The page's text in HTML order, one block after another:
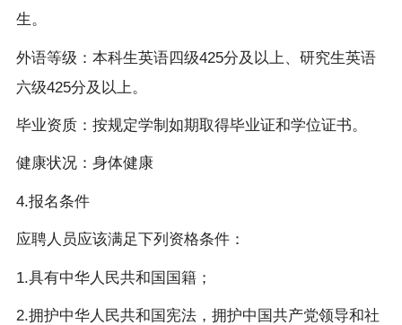
生。
外语等级：本科生英语四级425分及以上、研究生英语
六级425分及以上。
毕业资质：按规定学制如期取得毕业证和学位证书。
健康状况：身体健康
4.报名条件
应聘人员应该满足下列资格条件：
1.具有中华人民共和国国籍；
2.拥护中华人民共和国宪法，拥护中国共产党领导和社